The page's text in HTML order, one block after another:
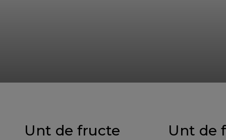
Unt de fructe Unt de